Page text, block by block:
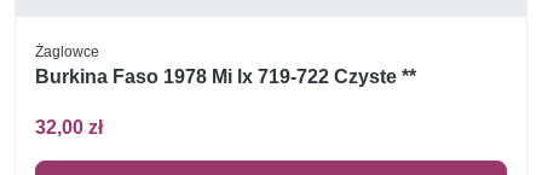
Żaglowce
Burkina Faso 1978 Mi lx 719-722 Czyste **
32,00 zł